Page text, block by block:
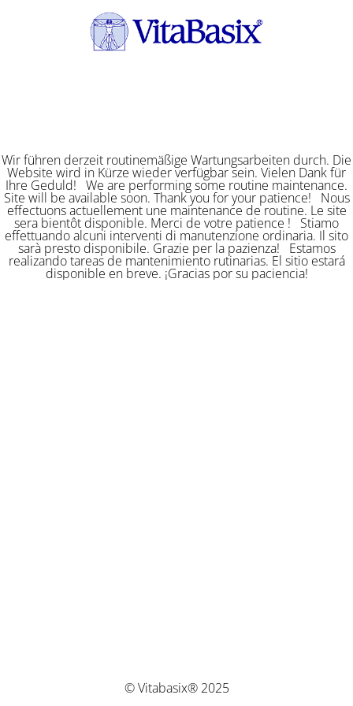
Wir führen derzeit routinemäßige Wartungsarbeiten durch. Die
Website wird in Kürze wieder verfügbar sein. Vielen Dank für
Ihre Geduld! We are performing some routine maintenance.
Site will be available soon. Thank you for your patience! Nous
effectuons actuellement une maintenance de routine. Le site
sera bientôt disponible. Merci de votre patience ! Stiamo
effettuando alcuni interventi di manutenzione ordinaria. Il sito
sarà presto disponibile. Grazie per la pazienza! Estamos
realizando tareas de mantenimiento rutinarias. El sitio estará
disponible en breve. ¡Gracias por su paciencia!
© Vitabasix® 2025